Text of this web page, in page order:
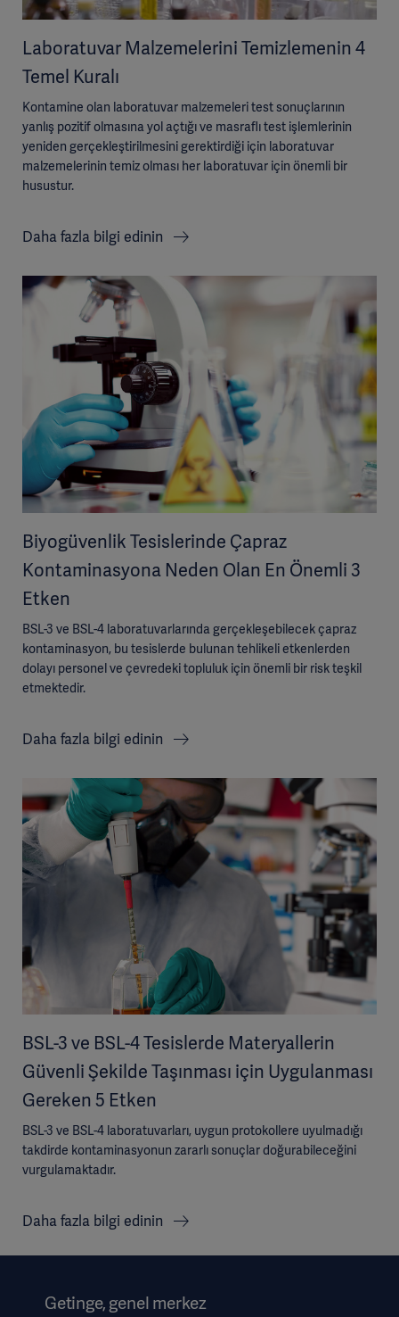
Laboratuvar Malzemelerini Temizlemenin 4
Temel Kuralı
Kontamine olan laboratuvar malzemeleri test sonuçlarının
yanlış pozitif olmasına yol açtığı ve masraflı test işlemlerinin
yeniden gerçekleştirilmesini gerektirdiği için laboratuvar
malzemelerinin temiz olması her laboratuvar için önemli bir
husustur.
Daha fazla bilgi edinin
Biyogüvenlik Tesislerinde Çapraz
Kontaminasyona Neden Olan En Önemli 3
Etken
BSL-3 ve BSL-4 laboratuvarlarında gerçekleşebilecek çapraz
kontaminasyon, bu tesislerde bulunan tehlikeli etkenlerden
dolayı personel ve çevredeki topluluk için önemli bir risk teşkil
etmektedir.
Daha fazla bilgi edinin
BSL-3 ve BSL-4 Tesislerde Materyallerin
Güvenli Şekilde Taşınması için Uygulanması
Gereken 5 Etken
BSL-3 ve BSL-4 laboratuvarları, uygun protokollere uyulmadığı
takdirde kontaminasyonun zararlı sonuçlar doğurabileceğini
vurgulamaktadır.
Daha fazla bilgi edinin
Getinge, genel merkez